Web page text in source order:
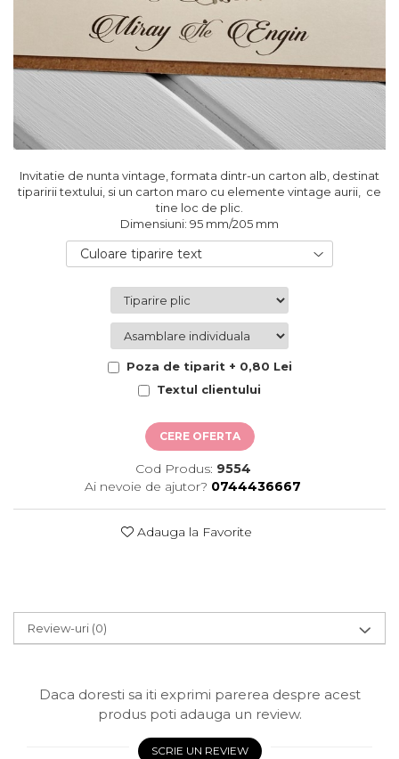
Sticle si borcane
Cutii flori de sapun
Cutii LUX
Aranjamente tematice
2025 Craciun
1 Martie
2021 Crăciun
Toamna și Halloween
Buchete extravagante
HOME & OFFICE Deco
Invitatie de nunta vintage, formata dintr-un carton alb, destinat
tiparirii textului, si un carton maro cu elemente vintage aurii, ce
tine loc de plic.
Dimensiuni: 95 mm/205 mm
Culoare tiparire text
Poza de tiparit + 0,80 Lei
Textul clientului
CERE OFERTA
Cod Produs: 9554
Ai nevoie de ajutor? 0744436667
Adauga la Favorite
Review-uri (0)
Daca doresti sa iti exprimi parerea despre acest
produs poti adauga un review.
SCRIE UN REVIEW